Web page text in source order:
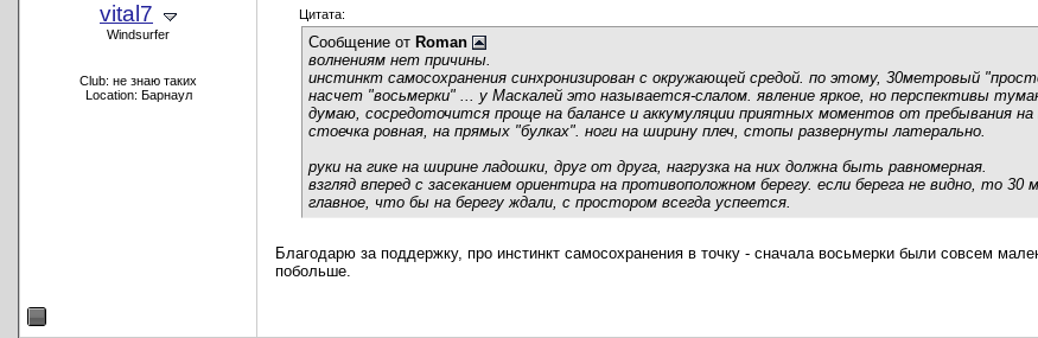
vital7
Windsurfer
Club: не знаю таких
Location: Барнаул
Цитата:
Сообщение от Roman
волнениям нет причины.
инстинкт самосохранения синхронизирован с окружающей средой. по этому, 30метровый
насчет "восьмерки" ... у Маскалей это называется-слалом. явление яркое, но перспективы
думаю, сосредоточится проще на балансе и аккумуляции приятных моментов от пребывания на
стоечка ровная, на прямых "булках". ноги на ширину плеч, стопы развернуты латерально.
руки на гике на ширине ладошки, друг от друга, нагрузка на них должна быть равномерная.
взгляд вперед с засеканием ориентира на противоположном берегу. если берега не видно, то 30
главное, что бы на берегу ждали, с простором всегда успеется.
Благодарю за поддержку, про инстинкт самосохранения в точку - сначала восьмерки были совсем
побольше.